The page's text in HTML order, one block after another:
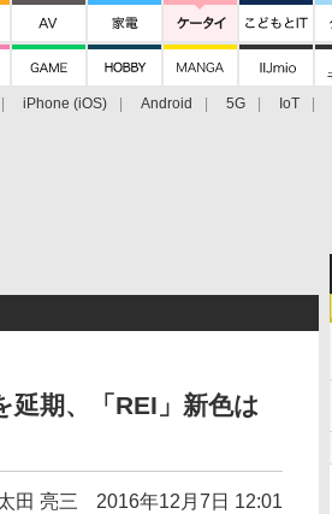
iPhone (iOS) Android 5G IoT
期、「REI」新色は
田 亮三 2016年12月7日 12:01